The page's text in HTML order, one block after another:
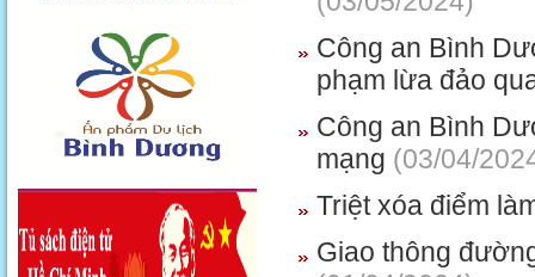
Công an Bình
phạm lừa đảo
Công an Bình
mạng (03/04/
Triệt xóa điểm
Giao thông